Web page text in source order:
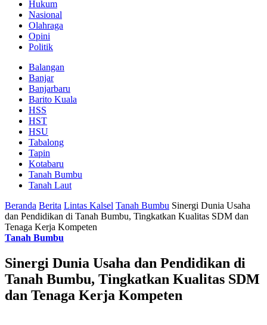
Hukum
Nasional
Olahraga
Opini
Politik
Balangan
Banjar
Banjarbaru
Barito Kuala
HSS
HST
HSU
Tabalong
Tapin
Kotabaru
Tanah Bumbu
Tanah Laut
Beranda Berita Lintas Kalsel Tanah Bumbu Sinergi Dunia Usaha
dan Pendidikan di Tanah Bumbu, Tingkatkan Kualitas SDM dan
Tenaga Kerja Kompeten
Tanah Bumbu
Sinergi Dunia Usaha dan Pendidikan di
Tanah Bumbu, Tingkatkan Kualitas SDM
dan Tenaga Kerja Kompeten